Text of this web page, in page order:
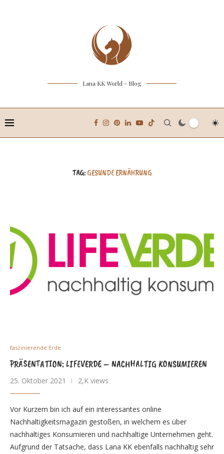
Lana KK World - Blog
TAG: GESUNDE ERNÄHRUNG
faszinierende Erde
PRÄSENTATION: LIFEVERDE – NACHHALTIG KONSUMIEREN
25. Oktober 2021 2,K views
Vor Kurzem bin ich auf ein interessantes online
Nachhaltigkeitsmagazin gestoßen, in welchem es über
nachhaltiges Konsumieren und nachhaltige Unternehmen geht.
Aufgrund der Tatsache, dass Lana KK ebenfalls nachhaltig sehr